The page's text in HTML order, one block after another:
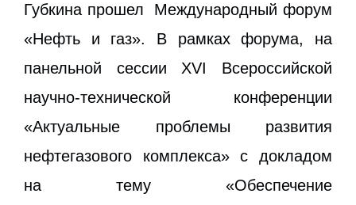
Губкина прошел Международный форум
«Нефть и газ». В рамках форума, на
панельной сессии XVI Всероссийской
научно-технической конференции
«Актуальные проблемы развития
нефтегазового комплекса» с докладом
на тему «Обеспечение